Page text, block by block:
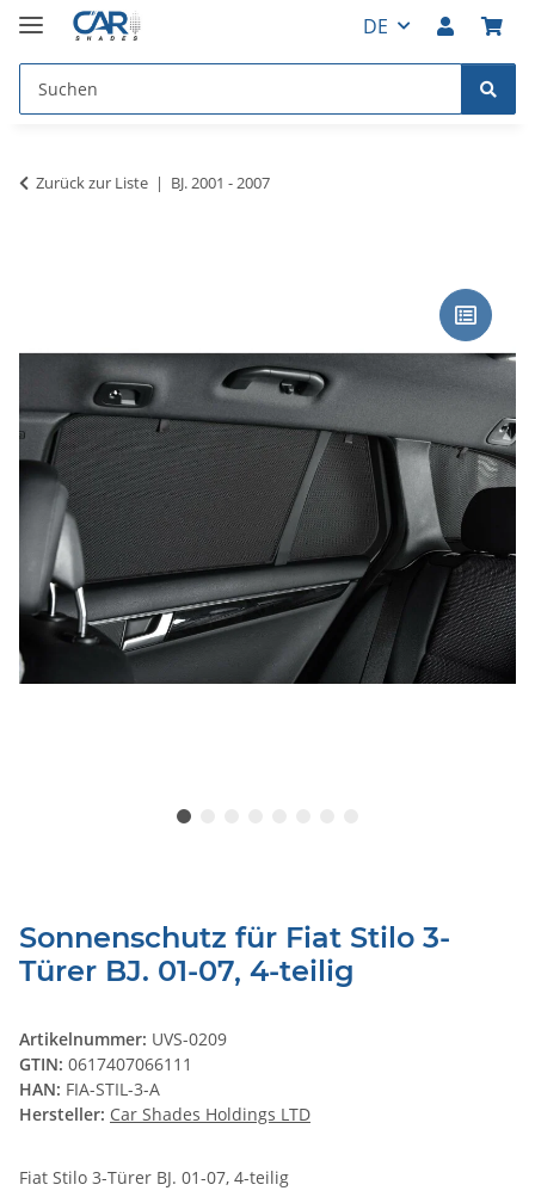
DE
Zurück zur Liste BJ. 2001 - 2007
Sonnenschutz für Fiat Stilo 3-
Türer BJ. 01-07, 4-teilig
Artikelnummer: UVS-0209
GTIN: 0617407066111
HAN: FIA-STIL-3-A
Hersteller: Car Shades Holdings LTD
Fiat Stilo 3-Türer BJ. 01-07, 4-teilig